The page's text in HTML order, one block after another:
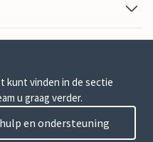
kunt vinden in de sectie
u graag verder.
en ondersteuning